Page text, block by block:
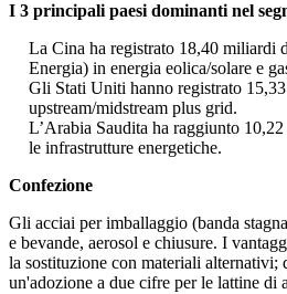
I 3 principali paesi dominanti nel
La Cina ha registrato 18,40 miliardi
Energia) in energia eolica/solare e
Gli Stati Uniti hanno registrato
upstream/midstream plus grid.
L’Arabia Saudita ha raggiunto
le infrastrutture energetiche.
Confezione
Gli acciai per imballaggio (banda
e bevande, aerosol e chiusure. I
la sostituzione con materiali alternativi;
un'adozione a due cifre per le lattine di